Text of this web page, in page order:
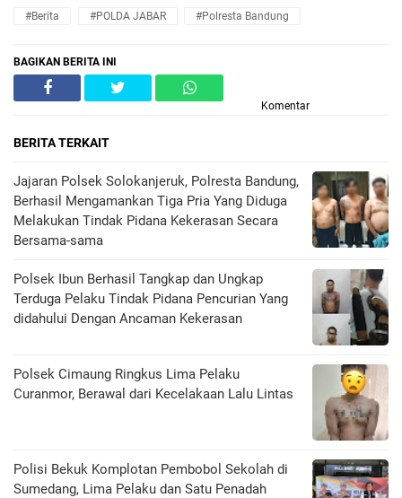
#Berita #POLDA JABAR #Polresta Bandung
BAGIKAN BERITA INI
Komentar
BERITA TERKAIT
Jajaran Polsek Solokanjeruk, Polresta Bandung,
Berhasil Mengamankan Tiga Pria Yang Diduga
Melakukan Tindak Pidana Kekerasan Secara
Bersama-sama
Polsek Ibun Berhasil Tangkap dan Ungkap
Terduga Pelaku Tindak Pidana Pencurian Yang
didahului Dengan Ancaman Kekerasan
Polsek Cimaung Ringkus Lima Pelaku
Curanmor, Berawal dari Kecelakaan Lalu Lintas
Polisi Bekuk Komplotan Pembobol Sekolah di
Sumedang, Lima Pelaku dan Satu Penadah